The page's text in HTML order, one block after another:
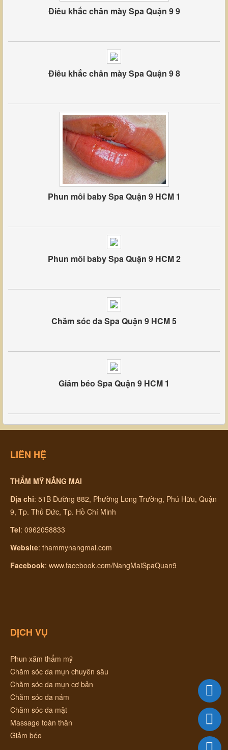
Điêu khắc chân mày Spa Quận 9 9
Điêu khắc chân mày Spa Quận 9 8
Phun môi baby Spa Quận 9 HCM 1
Phun môi baby Spa Quận 9 HCM 2
Chăm sóc da Spa Quận 9 HCM 5
Giảm béo Spa Quận 9 HCM 1
LIÊN HỆ
THẨM MỸ NẮNG MAI
Địa chỉ: 51B Đường 882, Phường Long Trường, Phú Hữu, Quận
9, Tp. Thủ Đức, Tp. Hồ Chí Minh
Tel: 0962058833
Website: thammynangmai.com
Facebook: www.facebook.com/NangMaiSpaQuan9
DỊCH VỤ
Phun xăm thẩm mỹ
Chăm sóc da mụn chuyên sâu
Chăm sóc da mụn cơ bản
Chăm sóc da nám
Chăm sóc da mặt
Massage toàn thân
Giảm béo